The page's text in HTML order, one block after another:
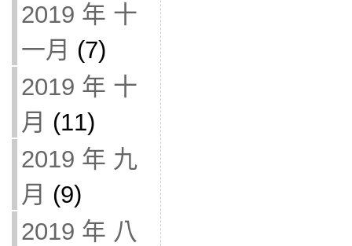
2019 年 十
一月 (7)
2019 年 十
月 (11)
2019 年 九
月 (9)
2019 年 八